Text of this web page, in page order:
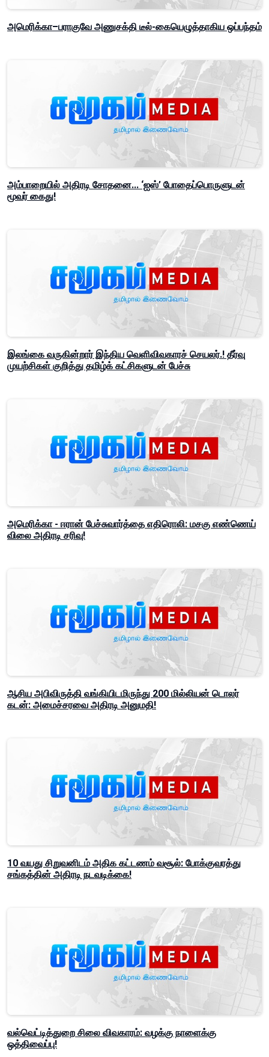
அமெரிக்கா–பராகுவே அணுசக்தி டீல்-கையெழுத்தாகிய ஒப்பந்தம்
அம்பாறையில் அதிரடி சோதனை... ‘ஐஸ்’ போதைப்பொருளுடன்
மூவர் கைது!
இலங்கை வருகின்றார் இந்திய வெளிவிவகாரச் செயலர்.! தீர்வு
முயற்சிகள் குறித்து தமிழ்க் கட்சிகளுடன் பேச்சு
அமெரிக்கா - ஈரான் பேச்சுவார்த்தை எதிரொலி: மசகு எண்ணெய்
விலை அதிரடி சரிவு!
ஆசிய அபிவிருத்தி வங்கியிடமிருந்து 200 மில்லியன் டொலர்
கடன்: அமைச்சரவை அதிரடி அனுமதி!
10 வயது சிறுவனிடம் அதிக கட்டணம் வசூல்: போக்குவரத்து
சங்கத்தின் அதிரடி நடவடிக்கை!
வல்வெட்டித்துறை சிலை விவகாரம்: வழக்கு நாளைக்கு
ஒத்திவைப்பு!